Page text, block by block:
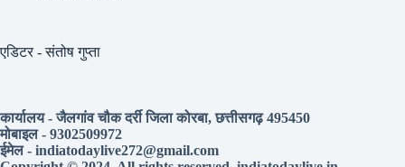
एडिटर - संतोष गुप्ता
कार्यालय - जैलगांव चौक दर्री जिला कोरबा, छत्तीसगढ़ 495450
मोबाइल - 9302509972
ईमेल - indiatodaylive272@gmail.com